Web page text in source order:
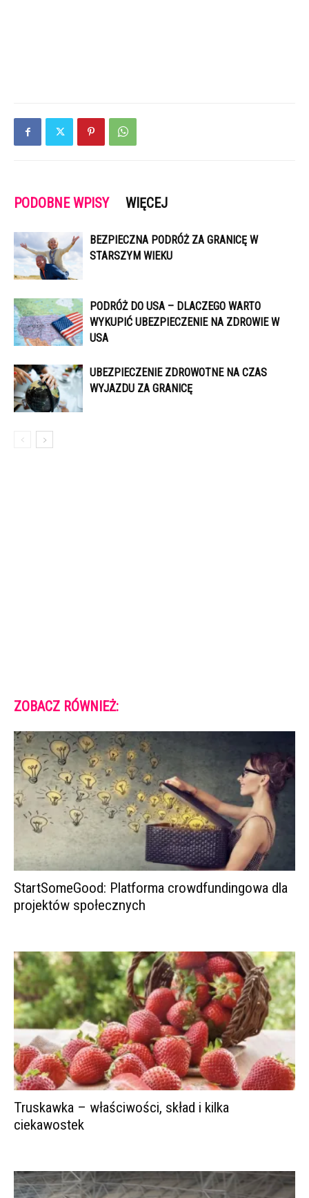
PODOBNE WPISY WIĘCEJ
BEZPIECZNA PODRÓŻ ZA GRANICĘ W
STARSZYM WIEKU
PODRÓŻ DO USA – DLACZEGO WARTO
WYKUPIĆ UBEZPIECZENIE NA ZDROWIE W
USA
UBEZPIECZENIE ZDROWOTNE NA CZAS
WYJAZDU ZA GRANICĘ
ZOBACZ RÓWNIEŻ:
StartSomeGood: Platforma crowdfundingowa dla
projektów społecznych
Truskawka – właściwości, skład i kilka
ciekawostek